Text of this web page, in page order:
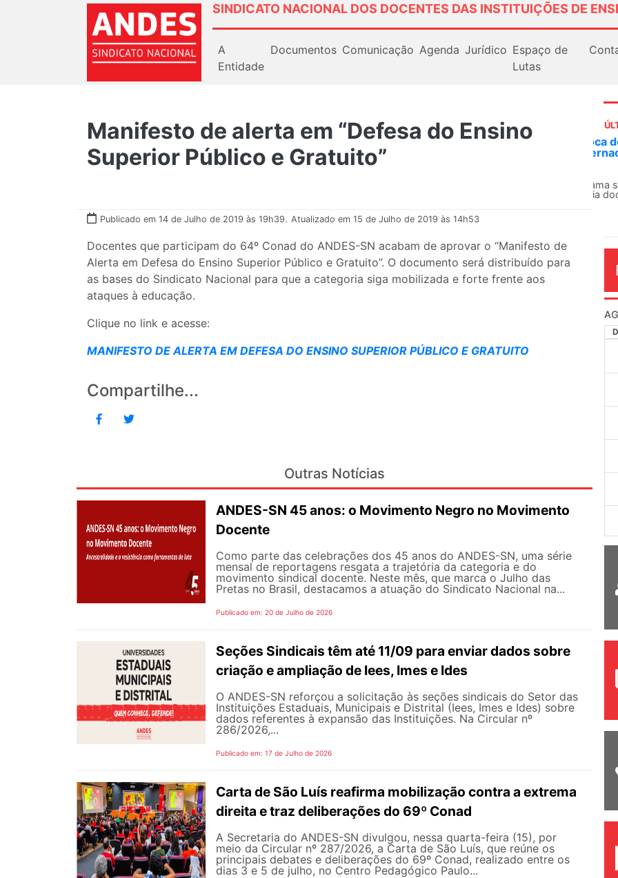
SINDICATO NACIONAL DOS DOCENTES DAS INSTITUIÇÕES DE
A
Entidade
Documentos Comunicação Agenda Jurídico Espaço de
Lutas
Manifesto de alerta em “Defesa do Ensino
Superior Público e Gratuito”
Publicado em 14 de Julho de 2019 às 19h39. Atualizado em 15 de Julho de 2019 às 14h53
Docentes que participam do 64º Conad do ANDES-SN acabam de aprovar o “Manifesto de
Alerta em Defesa do Ensino Superior Público e Gratuito”. O documento será distribuído para
as bases do Sindicato Nacional para que a categoria siga mobilizada e forte frente aos
ataques à educação.
Clique no link e acesse:
MANIFESTO DE ALERTA EM DEFESA DO ENSINO SUPERIOR PÚBLICO E GRATUITO
Compartilhe...
Outras Notícias
ANDES-SN 45 anos: o Movimento Negro no Movimento
Docente
Como parte das celebrações dos 45 anos do ANDES-SN, uma série
mensal de reportagens resgata a trajetória da categoria e do
movimento sindical docente. Neste mês, que marca o Julho das
Pretas no Brasil, destacamos a atuação do Sindicato Nacional na...
Publicado em: 20 de Julho de 2026
Seções Sindicais têm até 11/09 para enviar dados sobre
criação e ampliação de Iees, Imes e Ides
O ANDES-SN reforçou a solicitação às seções sindicais do Setor das
Instituições Estaduais, Municipais e Distrital (Iees, Imes e Ides) sobre
dados referentes à expansão das Instituições. Na Circular nº
286/2026,...
Publicado em: 17 de Julho de 2026
Carta de São Luís reafirma mobilização contra a extrema
direita e traz deliberações do 69º Conad
A Secretaria do ANDES-SN divulgou, nessa quarta-feira (15), por
meio da Circular nº 287/2026, a Carta de São Luís, que reúne os
principais debates e deliberações do 69º Conad, realizado entre os
dias 3 e 5 de julho, no Centro Pedagógico Paulo...